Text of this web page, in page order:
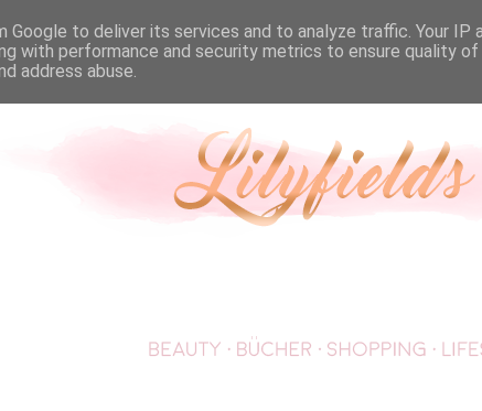
Google to deliver its services and to analyze traffic. Your IP
with performance and security metrics to ensure quality
address abuse.